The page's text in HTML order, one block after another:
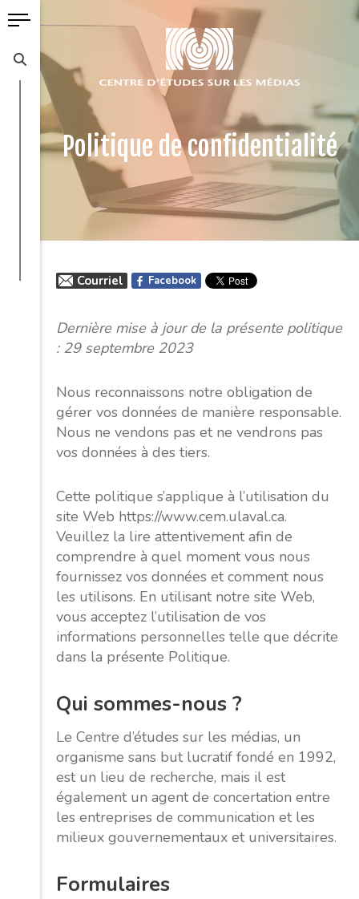
Politique de confidentialité
Courriel Facebook
Dernière mise à jour de la présente politique
: 29 septembre 2023
Nous reconnaissons notre obligation de
gérer vos données de manière responsable.
Nous ne vendons pas et ne vendrons pas
vos données à des tiers.
Cette politique s’applique à l’utilisation du
site Web https://www.cem.ulaval.ca.
Veuillez la lire attentivement afin de
comprendre à quel moment vous nous
fournissez vos données et comment nous
les utilisons. En utilisant notre site Web,
vous acceptez l’utilisation de vos
informations personnelles telle que décrite
dans la présente Politique.
Qui sommes-nous ?
Le Centre d’études sur les médias, un
organisme sans but lucratif fondé en 1992,
est un lieu de recherche, mais il est
également un agent de concertation entre
les entreprises de communication et les
milieux gouvernementaux et universitaires.
Formulaires